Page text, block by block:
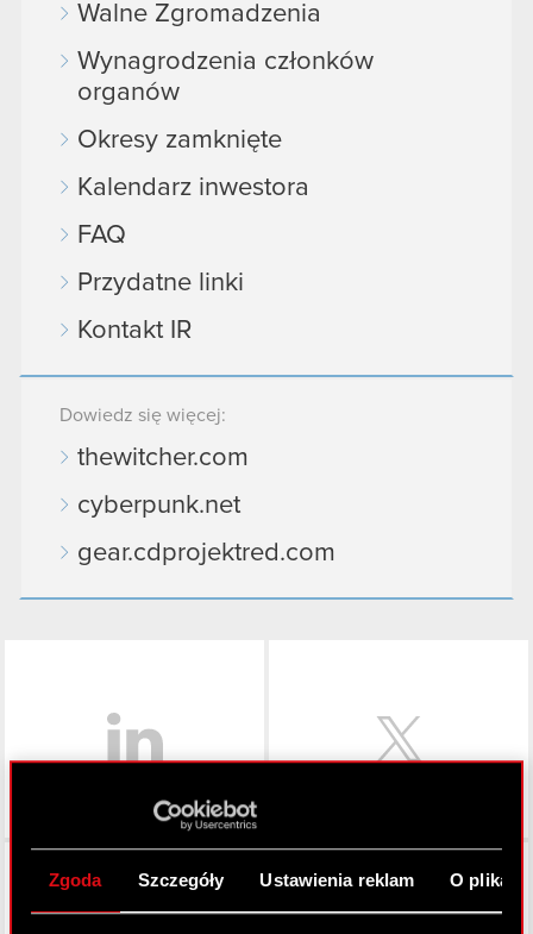
Zgoda Szczegóły Ustawienia reklam O
Walne Zgromadzenia
Wynagrodzenia członków
organów
Okresy zamknięte
Kalendarz inwestora
FAQ
Przydatne linki
Kontakt IR
Dowiedz się więcej:
thewitcher.com
cyberpunk.net
gear.cdprojektred.com